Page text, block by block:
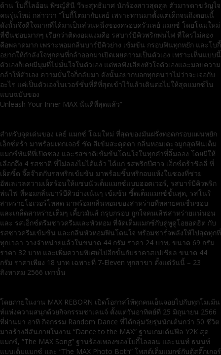
ด้าน โบกี้ไลอ้อน พิชญ์สินี วีระสุทธิมาศ นักร้องสาวสุดคูล ตัวมารดาขวัญใจ
คนรุ่นใหม่ กล่าวว่า “โบกี้โตมากับเลย์ เพราะทานมาตั้งแต่เด็กจนถึงตอนนี้
ดังนั้นจึงดีใจมากที่ได้มาเป็นส่วนหนึ่งของครอบครัวเลย์ แมกซ์ โดยโฉมใหม่
ที่ชื่นชอบมากๆ เรียกว่าติดงอมแงมคือ รสบาร์บีคิวพริกพ่นไฟ ที่ใครไม่ลอง
คือพลาดมาก เพราะหอมกลิ่นบาร์บีคิวย่าง เข้มข้น กรอบฟินทุกหยัก และโบกี้
อยากให้กำลังใจทุกคนที่กล้าออกมาเปิดเผยความเป็นตัวเอง เพราะเห็นแบบนี้
ตัวเองก็เคยมีมุมที่ไม่มั่นใจในตัวเอง แต่พอฟังเสียงหัวใจตัวเองและมอบความ
กล้าให้ตัวเอง ความมั่นใจก็กลับมา ดังนั้นอยากบอกทุกคนว่าไม่ว่าจะเจอกับ
อะไร แค่เป็นตัวเองในเวอร์ชั่นที่ดีที่สุดเข้าไว้แล้วเดินต่อไปให้สุดแมกซ์ใน
แบบฉบับของ
Unleash Your Inner MAX นั่นดีที่สุดแล้ว”
สำหรับจุดเด่นของ เลย์ แมกซ์ โฉมใหม่ ที่สุดของมันฝรั่งทอดกรอบแผ่นหยัก
เอ็กซ์ตร้า มาพร้อมเทกเจอร์ ชัด สีเข้มสะดุดตา กลิ่นหอมเตะจมูกสุดฟินเต็ม
แมกซ์ทันทีที่เปิดซอง และรสชาติเข้มข้นโดนใจในทุกคำที่ลิ้มลอง โดยมีให้
เลือกถึง 4 รสชาติ ที่ไม่ลองไม่ได้แล้ว ได้แก่ รสพริกปีศาจ เอ็กซ์ตร้าชิลลี่ ที่
เผ็ดซี้ด จี๊ดจ๊าดกับรสพริกเข้มข้น มาพร้อมชิ้นพริกอบแห้งในซองที่ช่วย
อัพเลเวลความเผ็ดร้อนให้แซ่บนัวเต็มแมกซ์แบบฮอตเวอร์, รสบาร์บีคิวพริก
พ่นไฟ ที่หอมกลิ่นบาร์บีคิวย่างเน้นๆ เข้มข้น ซี้ดเต็มแมกซ์ขั้นสุด, รสโนริ
สาหร่ายโอเวอร์โหลด มาพร้อมกลิ่นหอมของสาหร่ายที่หลายคนชื่นชอบ
และเกล็ดสาหร่ายเต็มๆ เคี้ยวมันส์ กรุบกรอบ ถูกใจคนเลิฟสาหร่ายแน่นอน
และ รสเอ็กซ์ตรีมชาวครีมและหัวหอม ที่จัดเต็มแมกซ์กับคู่หูดูโอยอดฮิต กับ
รสซาวครีมเข้มข้น และกลิ่นหัวหอมฟินโดนใจ พร้อมชาร์จพลังให้ไปสุดทุกที่
ทุกเวลา วางจำหน่ายแล้วในขนาด 44 กรัม ราคา 24 บาท, ขนาด 69 กรัม
ราคา 32 บาท และเพิ่มความพิเศษไปอีกขั้นกับราคาสเปเชียล ขนาด 44
กรัม ราคาเพียง 18 บาท เฉพาะที่ 7-Eleven ทุกสาขา ตั้งแต่วันนี้ – 23
สิงหาคม 2566 เท่านั้น
โดยภายในงาน MAX REBORN เปิดโอกาสให้ทุกคนเอ็นจอยไปกับทุกโมเม้น
ท์แห่งความสนุกด้วยกิจกรรมชาเลนจ์ ตั้งแต่วันอาทิตย์ที่ 25 มิถุนายน 2566
ที่ผ่านมา อาทิ กิจกรรม Random Dance ที่ได้กลุ่มวัยรุ่นนักเต้นกว่า 50 ชีวิต
มาสร้างสีสันภายในงาน “Dance to the MAX” ฐานเกมเต้นฟีล Y2K สุด
แมกซ์, “The MAX Song” ฐานร้องเพลงของโบกี้ไลออน และนนท์ ธนนท์
แบบเต็มแมกซ์ และ “The MAX Photo Both” โพสต์เต็มแมกซ์กับตู้สติ๊กเกอร์